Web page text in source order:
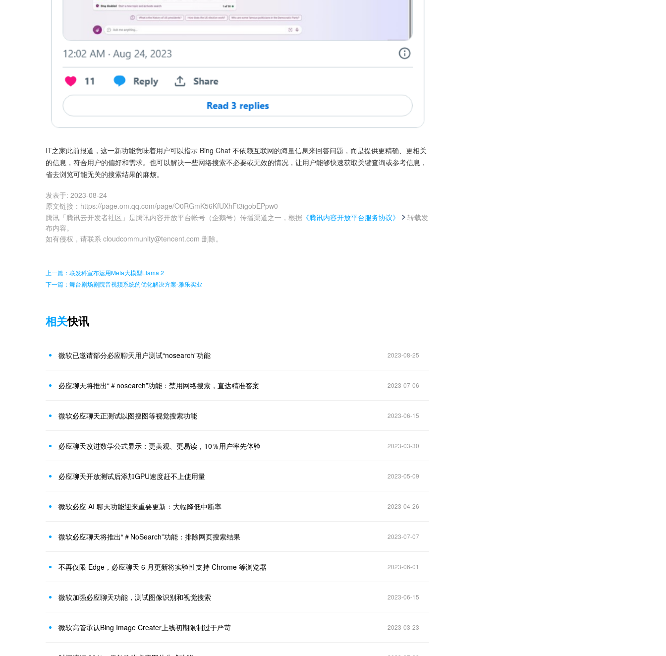
IT之家此前报道，这一新功能意味着用户可以指示 Bing Chat 不依赖互联网的海量信息来回答问题，而是提供更精确、更相关
的信息，符合用户的偏好和需求。也可以解决一些网络搜索不必要或无效的情况，让用户能够快速获取关键查询或参考信息，
省去浏览可能无关的搜索结果的麻烦。
发表于: 2023-08-24
原文链接 ： https://page.om.qq.com/page/O0RGmK56KfUXhFt3igobEPpw0
腾讯「腾讯云开发者社区」是腾讯内容开放平台帐号（企鹅号）传播渠道之一，根据 《腾讯内容开放平台服务协议》
转载发
布内容。
如有侵权，请联系 cloudcommunity@tencent.com 删除。
上一篇：​联发科宣布运用Meta大模型Llama 2
下一篇：舞台剧场剧院音视频系统的优化解决方案-雅乐实业
相关快讯
微软已邀请部分必应聊天用户测试“nosearch”功能 2023-08-25
必应聊天将推出“＃nosearch”功能：禁用网络搜索，直达精准答案 2023-07-06
微软必应聊天正测试以图搜图等视觉搜索功能 2023-06-15
必应聊天改进数学公式显示：更美观、更易读，10％用户率先体验 2023-03-30
必应聊天开放测试后添加GPU速度赶不上使用量 2023-05-09
微软必应 AI 聊天功能迎来重要更新：大幅降低中断率 2023-04-26
微软必应聊天将推出“＃NoSearch”功能：排除网页搜索结果 2023-07-07
不再仅限 Edge，必应聊天 6 月更新将实验性支持 Chrome 等浏览器 2023-06-01
微软加强必应聊天功能，测试图像识别和视觉搜索 2023-06-15
微软高管承认Bing Image Creater上线初期限制过于严苛 2023-03-23